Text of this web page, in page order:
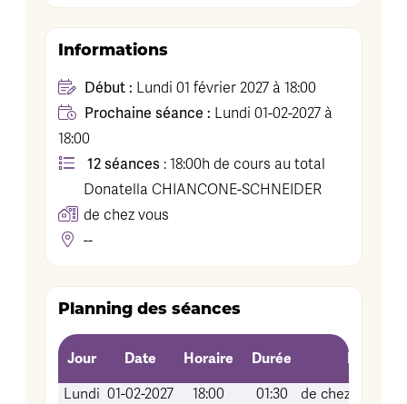
Informations
Début : Lundi 01 février 2027 à 18:00
Prochaine séance : Lundi 01-02-2027 à
18:00
12 séances : 18:00h de cours au total
Donatella CHIANCONE-SCHNEIDER
de chez vous
--
Planning des séances
Jour Date Horaire Durée
Lieu
Lundi 01-02-2027 18:00 01:30
de chez vous